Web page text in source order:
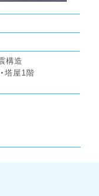
構造
塔屋1階